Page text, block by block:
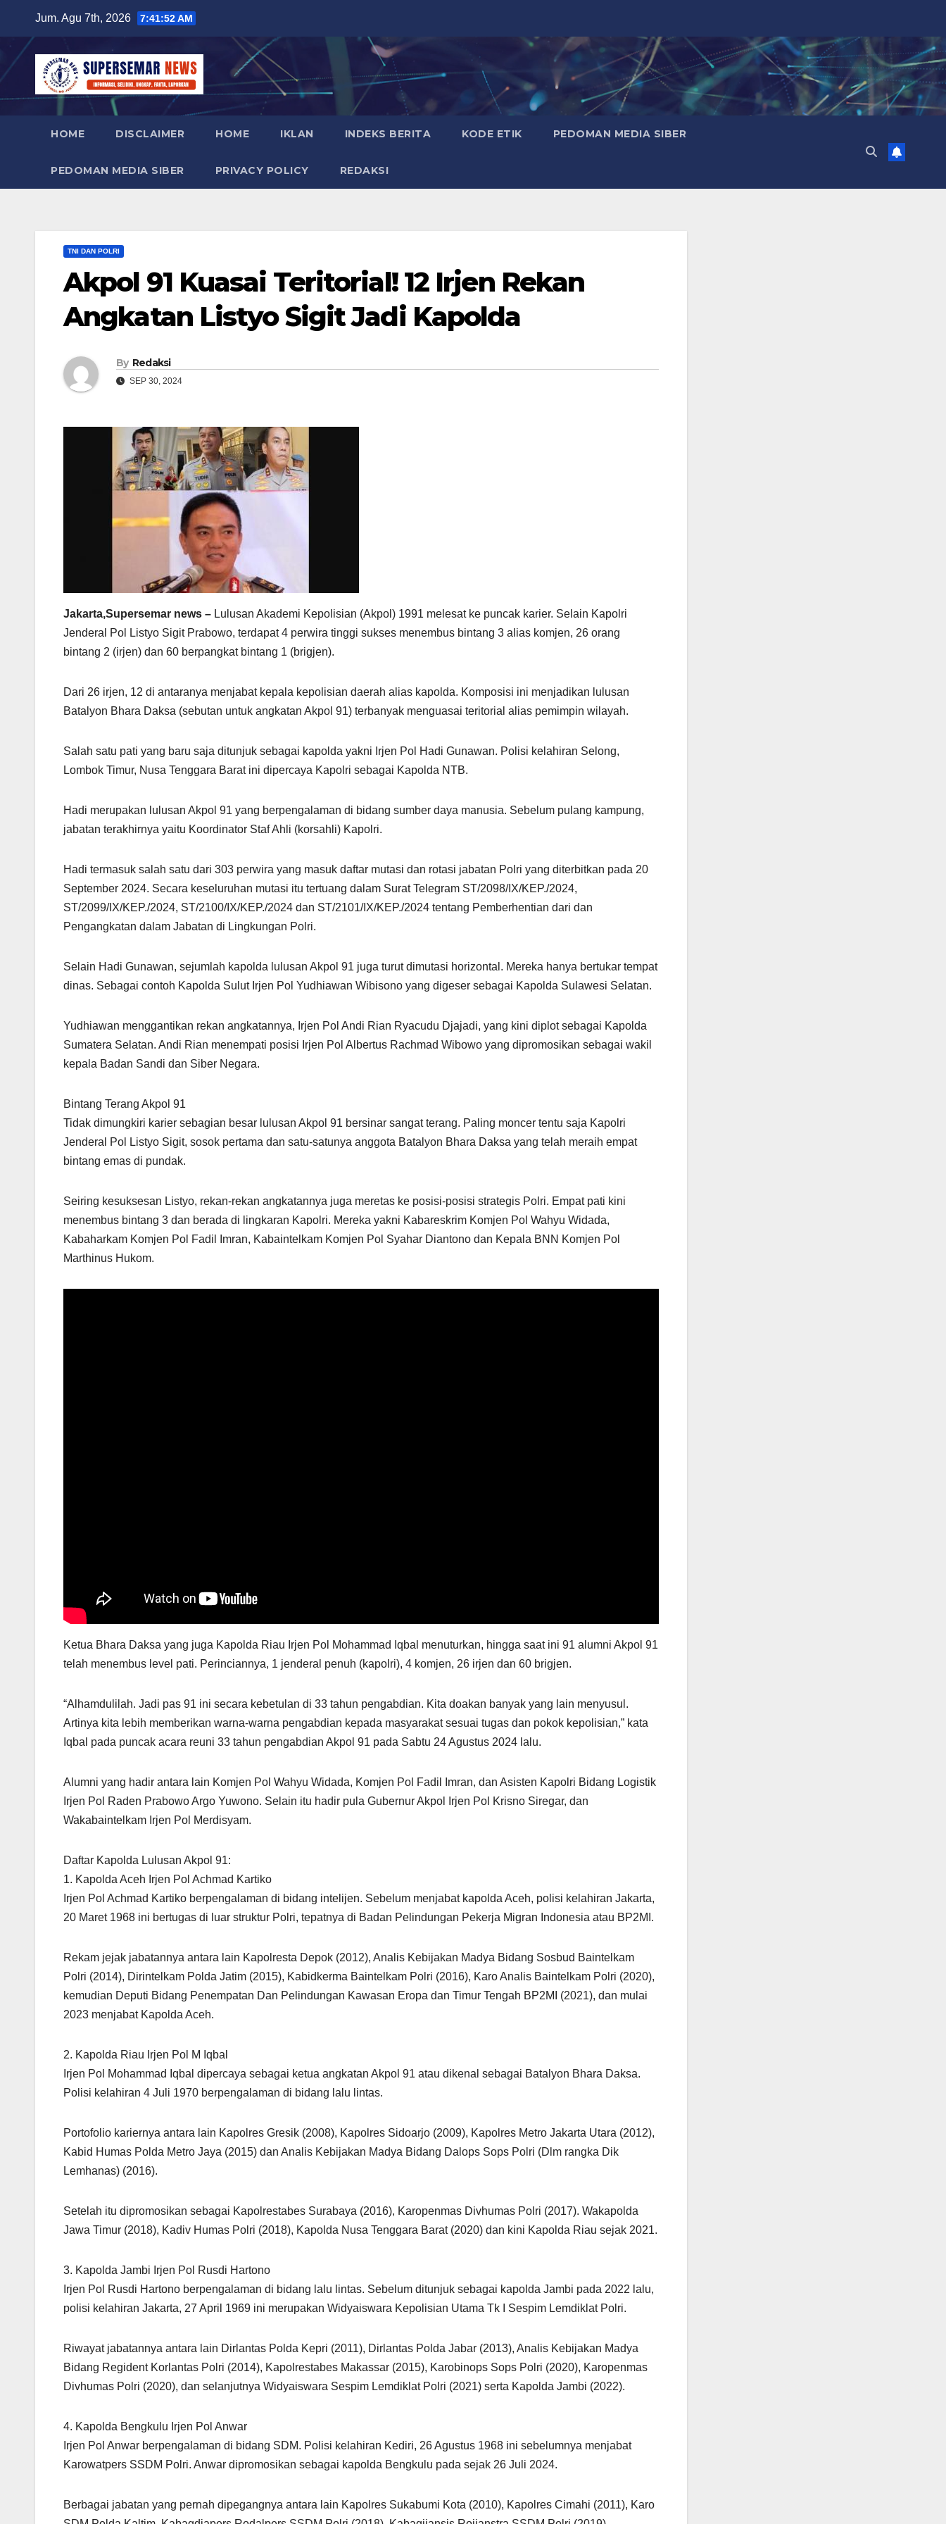
content
Jum. Agu 7th, 2026 7:41:53 AM
HOME DISCLAIMER HOME IKLAN INDEKS BERITA KODE ETIK PEDOMAN MEDIA SIBER
PEDOMAN MEDIA SIBER PRIVACY POLICY REDAKSI
TNI DAN POLRI
Akpol 91 Kuasai Teritorial! 12 Irjen Rekan
Angkatan Listyo Sigit Jadi Kapolda
By Redaksi
SEP 30, 2024
Jakarta,Supersemar news – Lulusan Akademi Kepolisian (Akpol) 1991 melesat ke puncak karier. Selain Kapolri
Jenderal Pol Listyo Sigit Prabowo, terdapat 4 perwira tinggi sukses menembus bintang 3 alias komjen, 26 orang
bintang 2 (irjen) dan 60 berpangkat bintang 1 (brigjen).
Dari 26 irjen, 12 di antaranya menjabat kepala kepolisian daerah alias kapolda. Komposisi ini menjadikan lulusan
Batalyon Bhara Daksa (sebutan untuk angkatan Akpol 91) terbanyak menguasai teritorial alias pemimpin wilayah.
Salah satu pati yang baru saja ditunjuk sebagai kapolda yakni Irjen Pol Hadi Gunawan. Polisi kelahiran Selong,
Lombok Timur, Nusa Tenggara Barat ini dipercaya Kapolri sebagai Kapolda NTB.
Hadi merupakan lulusan Akpol 91 yang berpengalaman di bidang sumber daya manusia. Sebelum pulang kampung,
jabatan terakhirnya yaitu Koordinator Staf Ahli (korsahli) Kapolri.
Hadi termasuk salah satu dari 303 perwira yang masuk daftar mutasi dan rotasi jabatan Polri yang diterbitkan pada 20
September 2024. Secara keseluruhan mutasi itu tertuang dalam Surat Telegram ST/2098/IX/KEP./2024,
ST/2099/IX/KEP./2024, ST/2100/IX/KEP./2024 dan ST/2101/IX/KEP./2024 tentang Pemberhentian dari dan
Pengangkatan dalam Jabatan di Lingkungan Polri.
Selain Hadi Gunawan, sejumlah kapolda lulusan Akpol 91 juga turut dimutasi horizontal. Mereka hanya bertukar tempat
dinas. Sebagai contoh Kapolda Sulut Irjen Pol Yudhiawan Wibisono yang digeser sebagai Kapolda Sulawesi Selatan.
Yudhiawan menggantikan rekan angkatannya, Irjen Pol Andi Rian Ryacudu Djajadi, yang kini diplot sebagai Kapolda
Sumatera Selatan. Andi Rian menempati posisi Irjen Pol Albertus Rachmad Wibowo yang dipromosikan sebagai wakil
kepala Badan Sandi dan Siber Negara.
Bintang Terang Akpol 91
Tidak dimungkiri karier sebagian besar lulusan Akpol 91 bersinar sangat terang. Paling moncer tentu saja Kapolri
Jenderal Pol Listyo Sigit, sosok pertama dan satu-satunya anggota Batalyon Bhara Daksa yang telah meraih empat
bintang emas di pundak.
Seiring kesuksesan Listyo, rekan-rekan angkatannya juga meretas ke posisi-posisi strategis Polri. Empat pati kini
menembus bintang 3 dan berada di lingkaran Kapolri. Mereka yakni Kabareskrim Komjen Pol Wahyu Widada,
Kabaharkam Komjen Pol Fadil Imran, Kabaintelkam Komjen Pol Syahar Diantono dan Kepala BNN Komjen Pol
Marthinus Hukom.
Ketua Bhara Daksa yang juga Kapolda Riau Irjen Pol Mohammad Iqbal menuturkan, hingga saat ini 91 alumni Akpol 91
telah menembus level pati. Perinciannya, 1 jenderal penuh (kapolri), 4 komjen, 26 irjen dan 60 brigjen.
“Alhamdulilah. Jadi pas 91 ini secara kebetulan di 33 tahun pengabdian. Kita doakan banyak yang lain menyusul.
Artinya kita lebih memberikan warna-warna pengabdian kepada masyarakat sesuai tugas dan pokok kepolisian,” kata
Iqbal pada puncak acara reuni 33 tahun pengabdian Akpol 91 pada Sabtu 24 Agustus 2024 lalu.
Alumni yang hadir antara lain Komjen Pol Wahyu Widada, Komjen Pol Fadil Imran, dan Asisten Kapolri Bidang Logistik
Irjen Pol Raden Prabowo Argo Yuwono. Selain itu hadir pula Gubernur Akpol Irjen Pol Krisno Siregar, dan
Wakabaintelkam Irjen Pol Merdisyam.
Daftar Kapolda Lulusan Akpol 91:
1. Kapolda Aceh Irjen Pol Achmad Kartiko
Irjen Pol Achmad Kartiko berpengalaman di bidang intelijen. Sebelum menjabat kapolda Aceh, polisi kelahiran Jakarta,
20 Maret 1968 ini bertugas di luar struktur Polri, tepatnya di Badan Pelindungan Pekerja Migran Indonesia atau BP2MI.
Rekam jejak jabatannya antara lain Kapolresta Depok (2012), Analis Kebijakan Madya Bidang Sosbud Baintelkam
Polri (2014), Dirintelkam Polda Jatim (2015), Kabidkerma Baintelkam Polri (2016), Karo Analis Baintelkam Polri (2020),
kemudian Deputi Bidang Penempatan Dan Pelindungan Kawasan Eropa dan Timur Tengah BP2MI (2021), dan mulai
2023 menjabat Kapolda Aceh.
2. Kapolda Riau Irjen Pol M Iqbal
Irjen Pol Mohammad Iqbal dipercaya sebagai ketua angkatan Akpol 91 atau dikenal sebagai Batalyon Bhara Daksa.
Polisi kelahiran 4 Juli 1970 berpengalaman di bidang lalu lintas.
Portofolio kariernya antara lain Kapolres Gresik (2008), Kapolres Sidoarjo (2009), Kapolres Metro Jakarta Utara (2012),
Kabid Humas Polda Metro Jaya (2015) dan Analis Kebijakan Madya Bidang Dalops Sops Polri (Dlm rangka Dik
Lemhanas) (2016).
Setelah itu dipromosikan sebagai Kapolrestabes Surabaya (2016), Karopenmas Divhumas Polri (2017). Wakapolda
Jawa Timur (2018), Kadiv Humas Polri (2018), Kapolda Nusa Tenggara Barat (2020) dan kini Kapolda Riau sejak 2021.
3. Kapolda Jambi Irjen Pol Rusdi Hartono
Irjen Pol Rusdi Hartono berpengalaman di bidang lalu lintas. Sebelum ditunjuk sebagai kapolda Jambi pada 2022 lalu,
polisi kelahiran Jakarta, 27 April 1969 ini merupakan Widyaiswara Kepolisian Utama Tk I Sespim Lemdiklat Polri.
Riwayat jabatannya antara lain Dirlantas Polda Kepri (2011), Dirlantas Polda Jabar (2013), Analis Kebijakan Madya
Bidang Regident Korlantas Polri (2014), Kapolrestabes Makassar (2015), Karobinops Sops Polri (2020), Karopenmas
Divhumas Polri (2020), dan selanjutnya Widyaiswara Sespim Lemdiklat Polri (2021) serta Kapolda Jambi (2022).
4. Kapolda Bengkulu Irjen Pol Anwar
Irjen Pol Anwar berpengalaman di bidang SDM. Polisi kelahiran Kediri, 26 Agustus 1968 ini sebelumnya menjabat
Karowatpers SSDM Polri. Anwar dipromosikan sebagai kapolda Bengkulu pada sejak 26 Juli 2024.
Berbagai jabatan yang pernah dipegangnya antara lain Kapolres Sukabumi Kota (2010), Kapolres Cimahi (2011), Karo